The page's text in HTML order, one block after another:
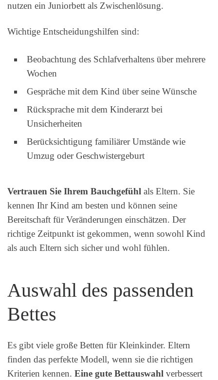
nutzen ein Juniorbett als Zwischenlösung.
Wichtige Entscheidungshilfen sind:
Beobachtung des Schlafverhaltens über mehrere
Wochen
Gespräche mit dem Kind über seine Wünsche
Rücksprache mit dem Kinderarzt bei
Unsicherheiten
Berücksichtigung familiärer Umstände wie
Umzug oder Geschwistergeburt
Vertrauen Sie Ihrem Bauchgefühl als Eltern. Sie
kennen Ihr Kind am besten und können seine
Bereitschaft für Veränderungen einschätzen. Der
richtige Zeitpunkt ist gekommen, wenn sowohl Kind
als auch Eltern sich sicher und wohl fühlen.
Auswahl des passenden
Bettes
Es gibt viele große Betten für Kleinkinder. Eltern
finden das perfekte Modell, wenn sie die richtigen
Kriterien kennen. Eine gute Bettauswahl verbessert